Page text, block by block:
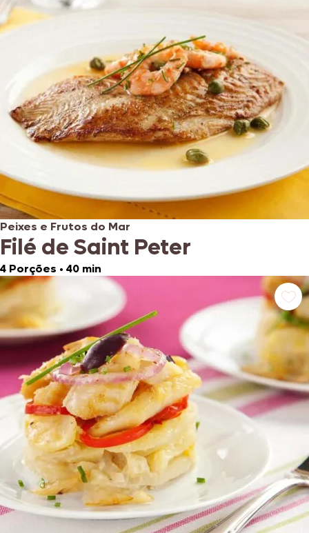
Peixes e Frutos do Mar
Filé de Saint Peter
4 Porções • 40 min